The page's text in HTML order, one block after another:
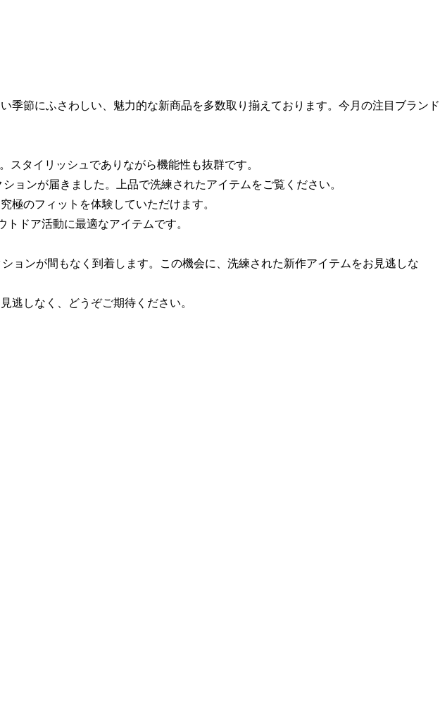
節にふさわしい、魅力的な新商品を多数取り揃えております。今月の注目ブランド
タイリッシュでありながら機能性も抜群です。
ョンが届きました。上品で洗練されたアイテムをご覧ください。
極のフィットを体験していただけます。
ドア活動に最適なアイテムです。
ョンが間もなく到着します。この機会に、洗練された新作アイテムをお見逃しな
逃しなく、どうぞご期待ください。